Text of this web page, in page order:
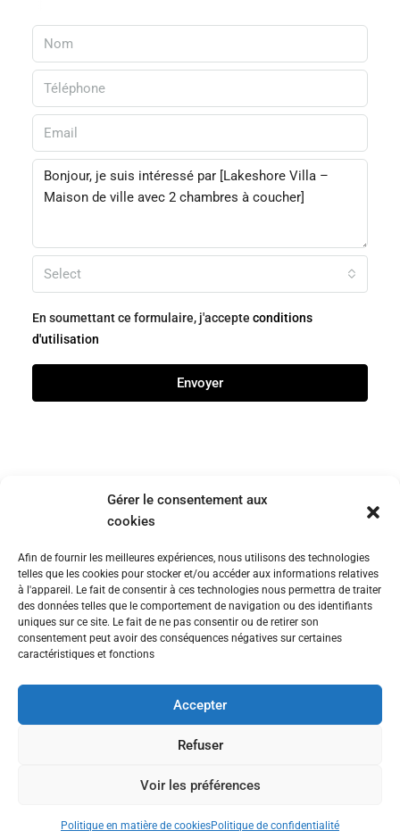
Gérer le consentement aux
cookies
Afin de fournir les meilleures expériences, nous utilisons des technologies
telles que les cookies pour stocker et/ou accéder aux informations relatives
à l'appareil. Le fait de consentir à ces technologies nous permettra de traiter
des données telles que le comportement de navigation ou des identifiants
uniques sur ce site. Le fait de ne pas consentir ou de retirer son
consentement peut avoir des conséquences négatives sur certaines
caractéristiques et fonctions
Accepter
Refuser
Voir les préférences
Politique en matière de cookiesPolitique de confidentialité
Select
En soumettant ce formulaire, j'accepte conditions
d'utilisation
Envoyer
Lakeshore Villa
Nous contacter Politique de confidentialité
© All rights reserved © 2025 The Fairway Group - Cyber Rooster